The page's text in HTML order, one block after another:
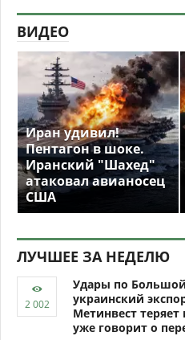
ВИДЕО
Иран удивил!
Пентагон в шоке.
Иранский "Шахед"
атаковал авианосец
США
ЛУЧШЕЕ ЗА НЕДЕЛЮ
Удары по
украинский
Метинвест
уже говорит о